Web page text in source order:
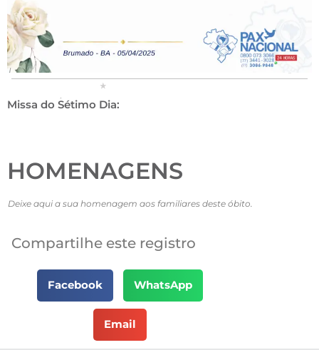
Missa do Sétimo Dia:
HOMENAGENS
Deixe aqui a sua homenagem aos familiares deste óbito.
Compartilhe este registro
Facebook WhatsApp
Email